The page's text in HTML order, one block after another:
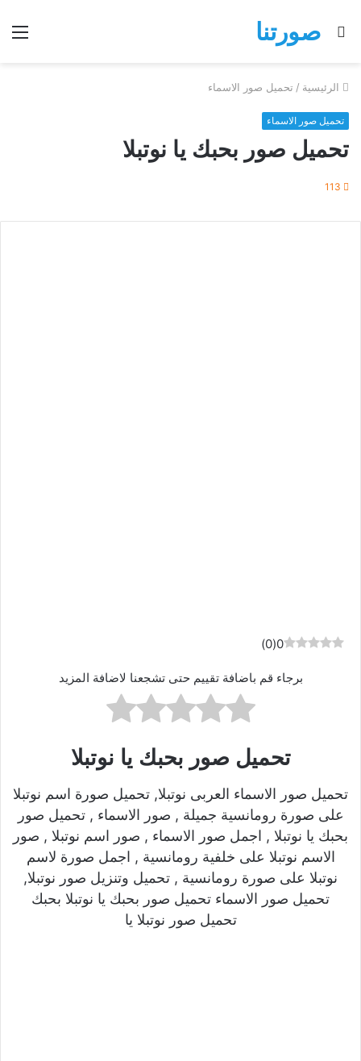
صورتنا
بحث
الرئيسية / تحميل صور الاسماء
تحميل صور الاسماء
تحميل صور بحبك يا نوتبلا
113
0
(
0
)
برجاء قم باضافة تقييم حتى تشجعنا لاضافة المزيد
تحميل صور بحبك يا نوتبلا
تحميل صور الاسماء العربى نوتبلا, تحميل صورة اسم نوتبلا
على صورة رومانسية جميلة , صور الاسماء , تحميل صور
بحبك يا نوتبلا , اجمل صور الاسماء , صور اسم نوتبلا , صور
الاسم نوتبلا على خلفية رومانسية , اجمل صورة لاسم
نوتبلا على صورة رومانسية , تحميل وتنزيل صور نوتبلا,
تحميل صور الاسماء تحميل صور بحبك يا نوتبلا بحبك
تحميل صور نوتبلا يا